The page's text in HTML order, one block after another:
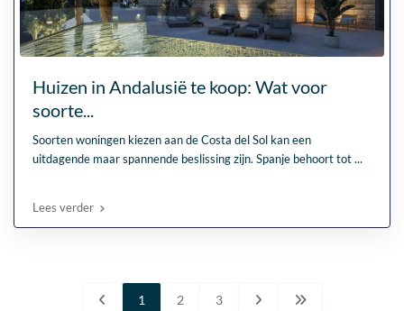
Huizen in Andalusië te koop: Wat voor
soorte...
Soorten woningen kiezen aan de Costa del Sol kan een
uitdagende maar spannende beslissing zijn. Spanje behoort tot...
Lees verder
1 2 3